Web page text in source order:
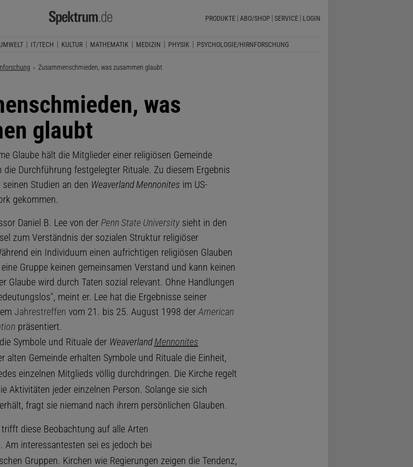
PRODUKTE ABO/SHOP SERVICE LOGIN
IT/TECH KULTUR MATHEMATIK MEDIZIN PHYSIK PSYCHOLOGIE/HIRNFORSCHUNG
Aktuelle Seite:
Zusammenschmieden, was zusammen glaubt
was
glaubt
Glaube hält die Mitglieder einer religiösen Gemeinde
die Durchführung festgelegter Rituale. Zu diesem Ergebnis
Studien an den Weaverland Mennonites im US-
gekommen.
Daniel B. Lee von der Penn State Universitysieht in den
zum Verständnis der sozialen Struktur religiöser
ein Individuum einen aufrichtigen religiösen Glauben
Gruppe keinen gemeinsamen Verstand und kann keinen
Glaube wird durch Taten sozial relevant. Ohne Handlungen
meint er. Lee hat die Ergebnisse seiner
Jahrestreffen vom 21. bis 25. August 1998 der American
präsentiert.
Symbole und Rituale der WeaverlandMennonites
alten Gemeinde erhalten Symbole und Rituale die Einheit,
einzelnen Mitglieds völlig durchdringen. Die Kirche regelt
Aktivitäten jeder einzelnen Person. Solange sie sich
fragt sie niemand nach ihrem persönlichen Glauben.
diese Beobachtung auf alle Arten
Am interessantesten sei es jedoch bei
Gruppen. Kirchen wie Regierungen zeigen die Tendenz,